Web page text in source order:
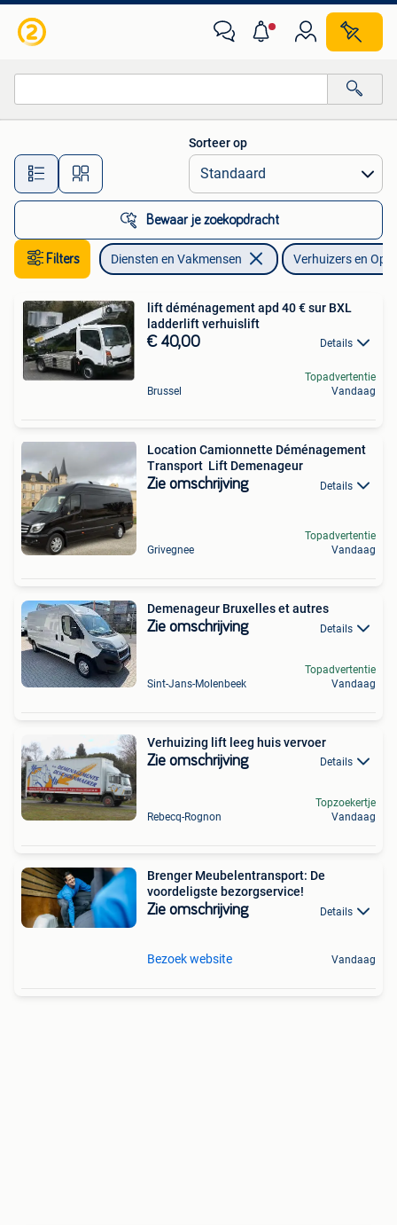
Alle afstanden…
Sorteer op
Bewaar je zoekopdracht
Filters Diensten en Vakmensen Verhuizers en
lift déménagement apd 40 € sur BXL
ladderlift verhuislift
€ 40,00 Details
Brussel
Topadvertentie
Vandaag
Location Camionnette Déménagement
Transport Lift Demenageur
Zie omschrijving Details
Grivegnee
Topadvertentie
Vandaag
Demenageur Bruxelles et autres
Zie omschrijving Details
Sint-Jans-Molenbeek
Topadvertentie
Vandaag
Verhuizing lift leeg huis vervoer
Zie omschrijving Details
Rebecq-Rognon
Topzoekertje
Vandaag
Brenger Meubelentransport: De
voordeligste bezorgservice!
Zie omschrijving Details
Bezoek website Vandaag